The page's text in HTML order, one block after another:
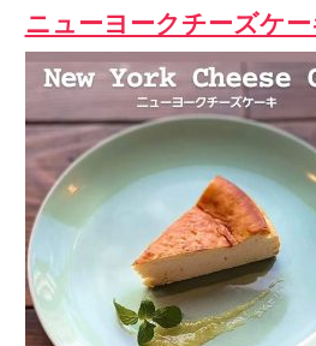
ニューヨークチーズケ